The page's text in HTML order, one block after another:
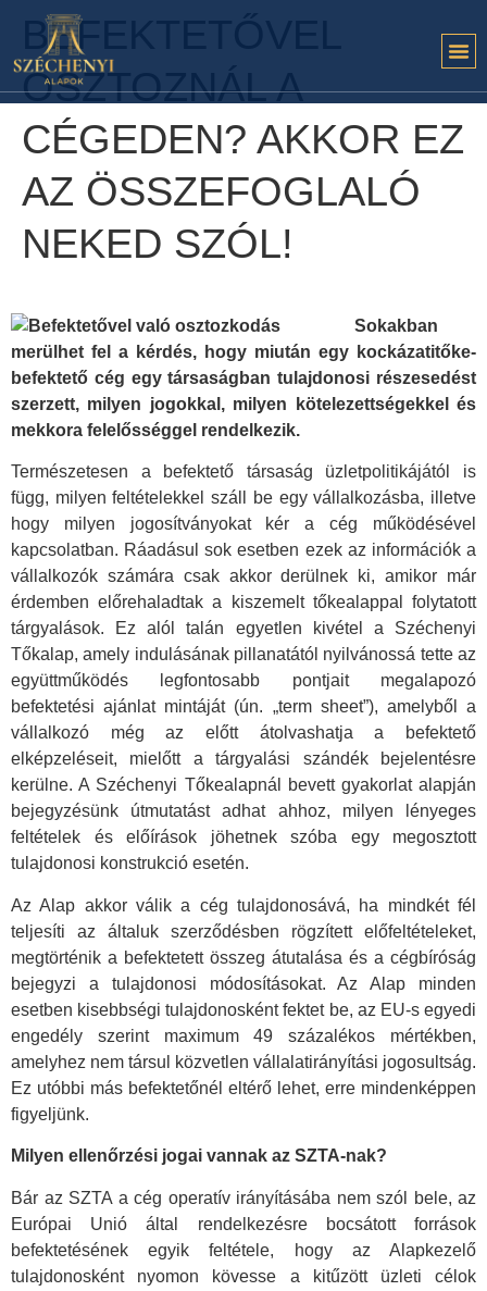
BEFEKTETŐVEL
OSZTOZNÁL A
CÉGEDEN? AKKOR EZ
AZ ÖSSZEFOGLALÓ
NEKED SZÓL!
Sokakban
merülhet fel a kérdés, hogy miután egy kockázatitőke-
befektető cég egy társaságban tulajdonosi részesedést
szerzett, milyen jogokkal, milyen kötelezettségekkel és
mekkora felelősséggel rendelkezik.
Természetesen a befektető társaság üzletpolitikájától is
függ, milyen feltételekkel száll be egy vállalkozásba, illetve
hogy milyen jogosítványokat kér a cég működésével
kapcsolatban. Ráadásul sok esetben ezek az információk a
vállalkozók számára csak akkor derülnek ki, amikor már
érdemben előrehaladtak a kiszemelt tőkealappal folytatott
tárgyalások. Ez alól talán egyetlen kivétel a Széchenyi
Tőkalap, amely indulásának pillanatától nyilvánossá tette az
együttműködés legfontosabb pontjait megalapozó
befektetési ajánlat mintáját (ún. „term sheet”), amelyből a
vállalkozó még az előtt átolvashatja a befektető
elképzeléseit, mielőtt a tárgyalási szándék bejelentésre
kerülne. A Széchenyi Tőkealapnál bevett gyakorlat alapján
bejegyzésünk útmutatást adhat ahhoz, milyen lényeges
feltételek és előírások jöhetnek szóba egy megosztott
tulajdonosi konstrukció esetén.
Az Alap akkor válik a cég tulajdonosává, ha mindkét fél
teljesíti az általuk szerződésben rögzített előfeltételeket,
megtörténik a befektetett összeg átutalása és a cégbíróság
bejegyzi a tulajdonosi módosításokat. Az Alap minden
esetben kisebbségi tulajdonosként fektet be, az EU-s egyedi
engedély szerint maximum 49 százalékos mértékben,
amelyhez nem társul közvetlen vállalatirányítási jogosultság.
Ez utóbbi más befektetőnél eltérő lehet, erre mindenképpen
figyeljünk.
Milyen ellenőrzési jogai vannak az SZTA-nak?
Bár az SZTA a cég operatív irányításába nem szól bele, az
Európai Unió által rendelkezésre bocsátott források
befektetésének egyik feltétele, hogy az Alapkezelő
tulajdonosként nyomon kövesse a kitűzött üzleti célok